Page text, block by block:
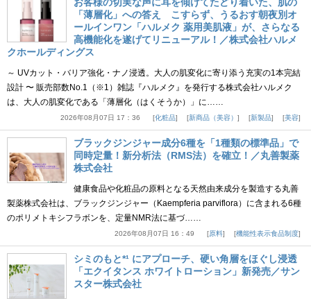
「薄層化」への答え こすらず、うるおす朝夜別オ
ールインワン「ハルメク 薬用美肌液」が、さらなる
高機能化を遂げてリニューアル！／株式会社ハルメ
クホールディングス
～ UVカット・バリア強化・ナノ浸透。大人の肌変化に寄り添う充実の1本完結
設計 〜 販売部数No.1（※1）雑誌『ハルメク』を発行する株式会社ハルメク
は、大人の肌変化である「薄層化（はくそうか）」に……
2026年08月07日 17：36 化粧品 新商品（美容） 新製品 美容
ブラックジンジャー成分6種を「1種類の標準品」で
同時定量！新分析法（RMS法）を確立！／丸善製薬
株式会社
健康食品や化粧品の原料となる天然由来成分を製造する丸善
製薬株式会社は、ブラックジンジャー（Kaempferia parviflora）に含まれる6種
のポリメトキシフラボンを、定量NMR法に基づ……
2026年08月07日 16：49 原料 機能性表示食品制度
シミのもと*¹ にアプローチ、硬い角層をほぐし浸透
「エクイタンス ホワイトローション」新発売／サン
スター株式会社